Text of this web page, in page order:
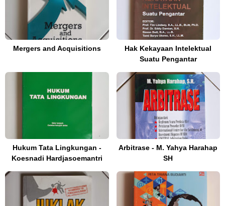
Mergers and Acquisitions
Hak Kekayaan Intelektual
Suatu Pengantar
Hukum Tata Lingkungan -
Koesnadi Hardjasoemantri
Arbitrase - M. Yahya Harahap
SH